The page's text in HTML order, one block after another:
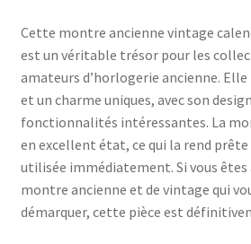
Cette montre ancienne vintage
est un véritable trésor pour les
amateurs d’horlogerie ancienne.
et un charme uniques, avec son
fonctionnalités intéressantes. La
en excellent état, ce qui la rend
utilisée immédiatement. Si vous êtes
montre ancienne et de vintage qui
démarquer, cette pièce est